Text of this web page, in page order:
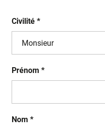
Civilité *
Prénom *
Nom *